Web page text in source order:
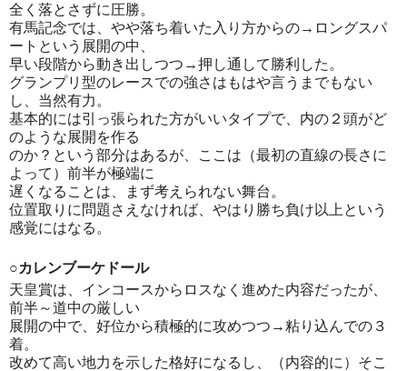
全く落とさずに圧勝。
有馬記念では、やや落ち着いた入り方からの→ロングスパ
ートという展開の中、
早い段階から動き出しつつ→押し通して勝利した。
グランプリ型のレースでの強さはもはや言うまでもない
し、当然有力。
基本的には引っ張られた方がいいタイプで、内の２頭がど
のような展開を作る
のか？という部分はあるが、ここは（最初の直線の長さに
よって）前半が極端に
遅くなることは、まず考えられない舞台。
位置取りに問題さえなければ、やはり勝ち負け以上という
感覚にはなる。
○カレンブーケドール
天皇賞は、インコースからロスなく進めた内容だったが、
前半～道中の厳しい
展開の中で、好位から積極的に攻めつつ→粘り込んでの３
着。
改めて高い地力を示した格好になるし、（内容的に）そこ